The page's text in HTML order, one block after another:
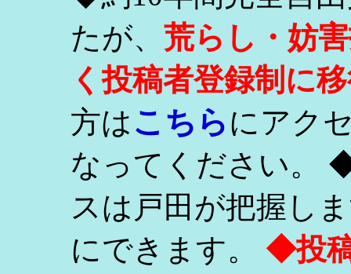
たが、 荒らし・妨
く投稿者登録制に
方はこちらにアク
なってください。
スは戸田が把握し
にできます。 ◆投